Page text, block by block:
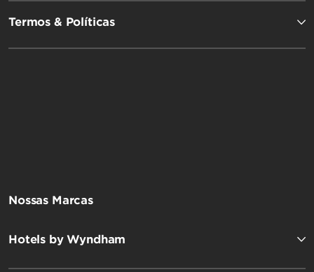
Termos & Políticas
Nossas Marcas
Hotels by Wyndham